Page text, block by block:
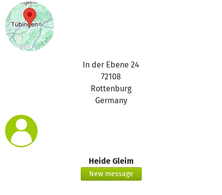
In der Ebene 24
72108
Rottenburg
Germany
Heide Gleim
New message